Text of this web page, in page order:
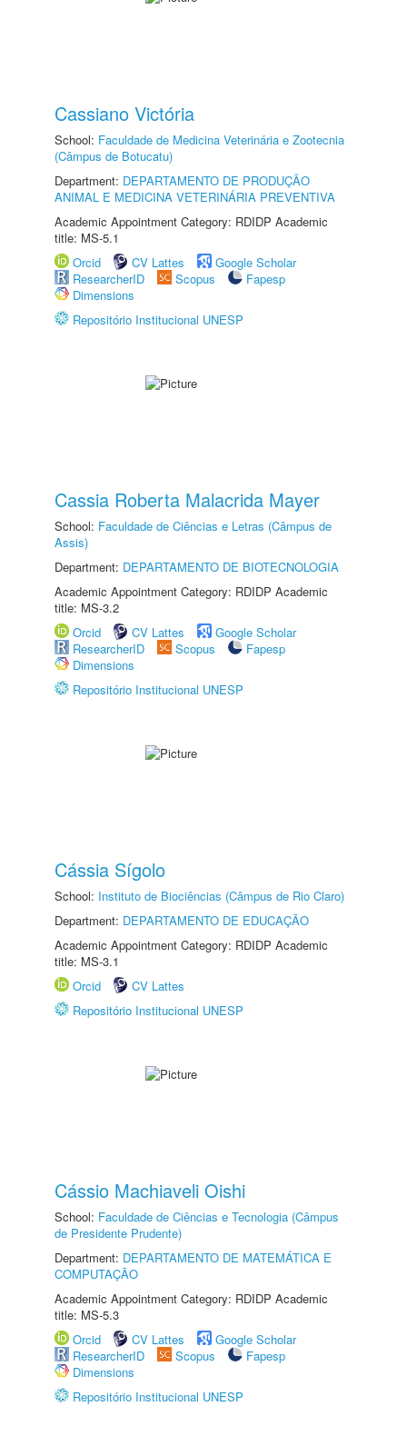
Cassiano Victória
School: Faculdade de Medicina Veterinária e Zootecnia
(Câmpus de Botucatu)
Department: DEPARTAMENTO DE PRODUÇÃO
ANIMAL E MEDICINA VETERINÁRIA PREVENTIVA
Academic Appointment Category: RDIDP Academic
title: MS-5.1
Orcid
CV Lattes
Google Scholar
ResearcherID
Scopus
Fapesp
Dimensions
Repositório Institucional UNESP
Cassia Roberta Malacrida Mayer
School: Faculdade de Ciências e Letras (Câmpus de
Assis)
Department: DEPARTAMENTO DE BIOTECNOLOGIA
Academic Appointment Category: RDIDP Academic
title: MS-3.2
Orcid
CV Lattes
Google Scholar
ResearcherID
Scopus
Fapesp
Dimensions
Repositório Institucional UNESP
Cássia Sígolo
School: Instituto de Biociências (Câmpus de Rio Claro)
Department: DEPARTAMENTO DE EDUCAÇÃO
Academic Appointment Category: RDIDP Academic
title: MS-3.1
Orcid
CV Lattes
Repositório Institucional UNESP
Cássio Machiaveli Oishi
School: Faculdade de Ciências e Tecnologia (Câmpus
de Presidente Prudente)
Department: DEPARTAMENTO DE MATEMÁTICA E
COMPUTAÇÃO
Academic Appointment Category: RDIDP Academic
title: MS-5.3
Orcid
CV Lattes
Google Scholar
ResearcherID
Scopus
Fapesp
Dimensions
Repositório Institucional UNESP